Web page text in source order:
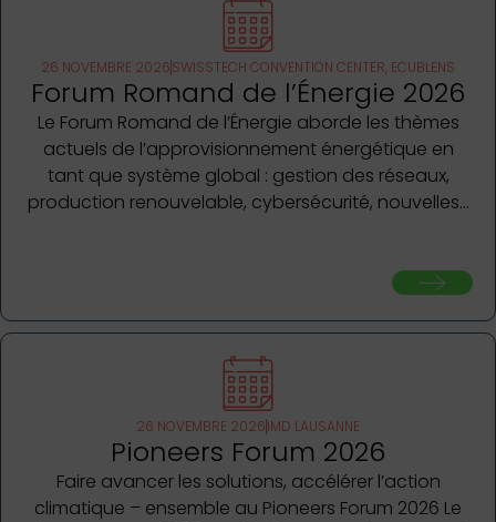
26 NOVEMBRE 2026SWISSTECH CONVENTION CENTER, ECUBLENS
Forum Romand de l’Énergie 2026
Le Forum Romand de l’Énergie aborde les thèmes
actuels de l’approvisionnement énergétique en
tant que système global : gestion des réseaux,
production renouvelable, cybersécurité, nouvelles…
26 NOVEMBRE 2026IMD LAUSANNE
Pioneers Forum 2026
Faire avancer les solutions, accélérer l’action
climatique – ensemble au Pioneers Forum 2026 Le